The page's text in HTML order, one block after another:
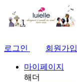
로그인 회원가입
마이페이지
해더